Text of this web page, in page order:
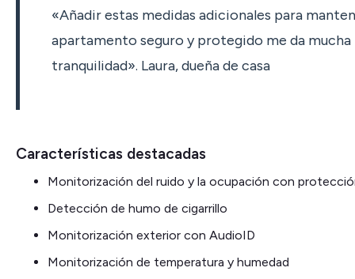
«Añadir estas medidas adicionales para
apartamento seguro y protegido me da mucha
tranquilidad». Laura, dueña de casa
Características destacadas
Monitorización del ruido y la ocupación con
Detección de humo de cigarrillo
Monitorización exterior con AudioID
Monitorización de temperatura y humedad